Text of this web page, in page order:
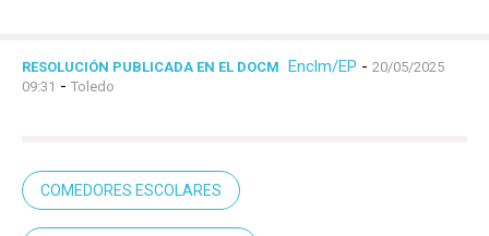
RESOLUCIÓN PUBLICADA EN EL DOCM Enclm/EP - 20/05/2025
09:31 - Toledo
COMEDORES ESCOLARES